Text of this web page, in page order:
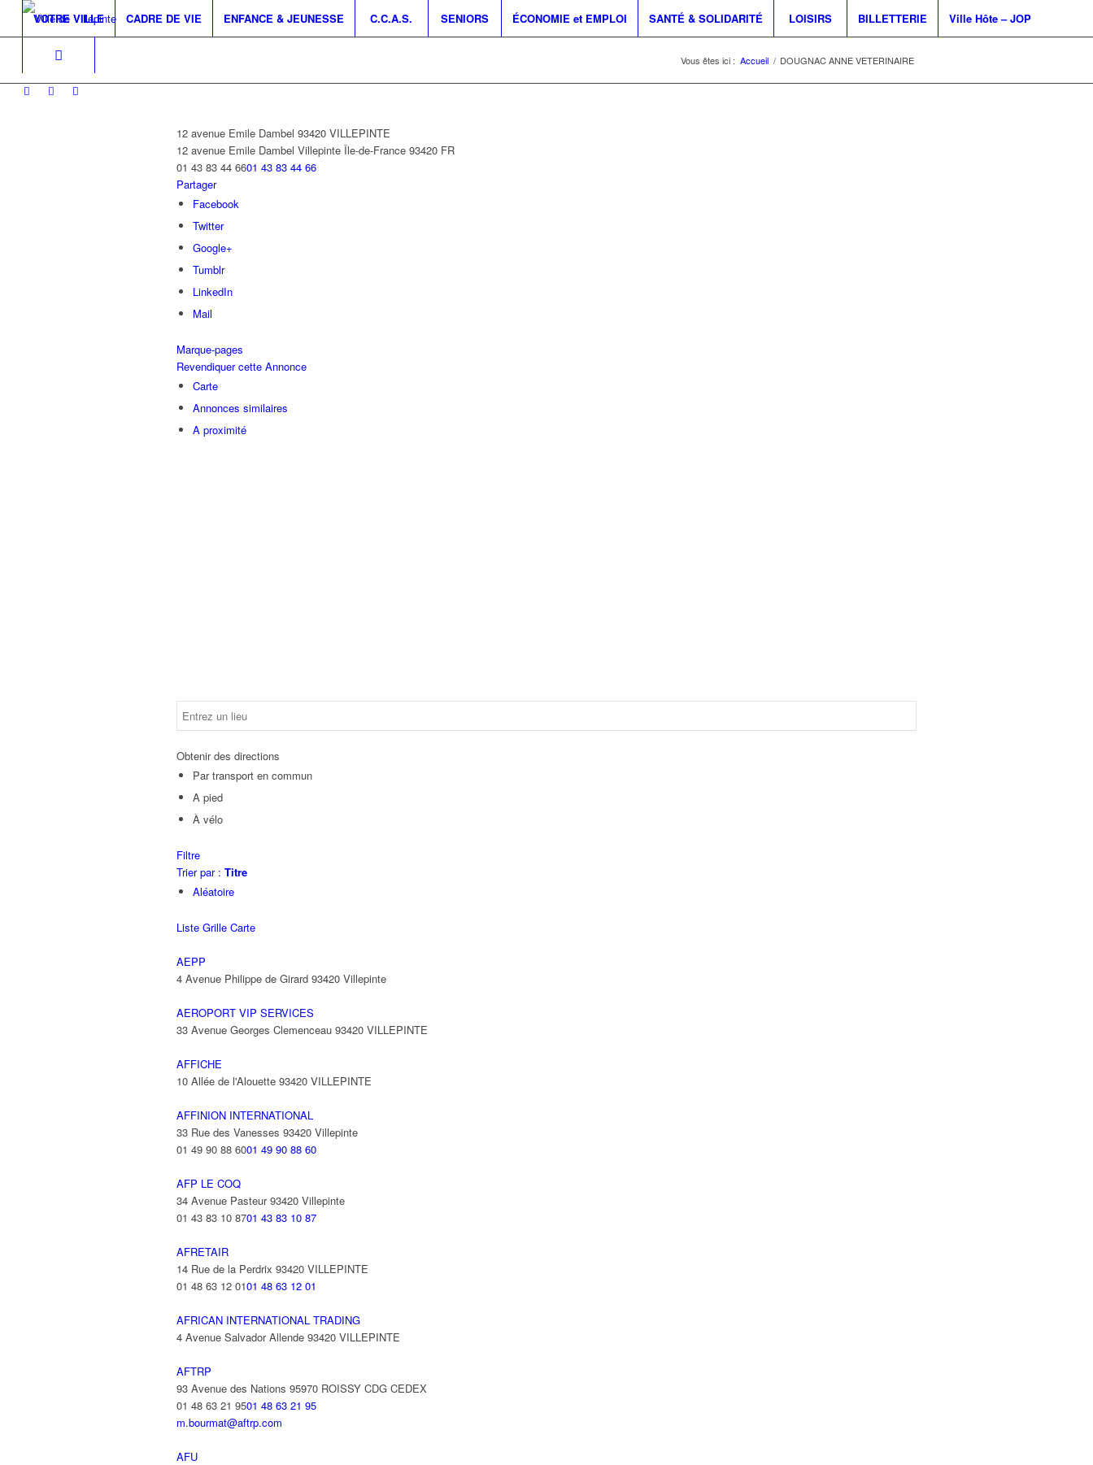
VOTRE VILLE CADRE DE VIE ENFANCE & JEUNESSE C.C.A.S. SENIORS ÉCONOMIE et EMPLOI SANTÉ & SOLIDARITÉ LOISIRS BILLETTERIE Ville Hôte – JOP
Vous êtes ici : Accueil / DOUGNAC ANNE VETERINAIRE
12 avenue Emile Dambel 93420 VILLEPINTE
12 avenue Emile Dambel Villepinte Île-de-France 93420 FR
01 43 83 44 6601 43 83 44 66
Partager
Facebook
Twitter
Google+
Tumblr
LinkedIn
Mail
Marque-pages
Revendiquer cette Annonce
Carte
Annonces similaires
A proximité
Obtenir des directions
Par transport en commun
A pied
À vélo
Filtre
Trier par : Titre
Aléatoire
Liste Grille Carte
AEPP
4 Avenue Philippe de Girard 93420 Villepinte
AEROPORT VIP SERVICES
33 Avenue Georges Clemenceau 93420 VILLEPINTE
AFFICHE
10 Allée de l'Alouette 93420 VILLEPINTE
AFFINION INTERNATIONAL
33 Rue des Vanesses 93420 Villepinte
01 49 90 88 6001 49 90 88 60
AFP LE COQ
34 Avenue Pasteur 93420 Villepinte
01 43 83 10 8701 43 83 10 87
AFRETAIR
14 Rue de la Perdrix 93420 VILLEPINTE
01 48 63 12 0101 48 63 12 01
AFRICAN INTERNATIONAL TRADING
4 Avenue Salvador Allende 93420 VILLEPINTE
AFTRP
93 Avenue des Nations 95970 ROISSY CDG CEDEX
01 48 63 21 9501 48 63 21 95
m.bourmat@aftrp.com
AFU